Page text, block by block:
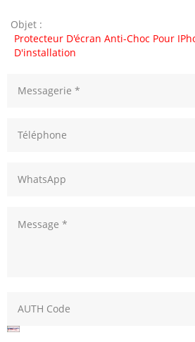
Objet :
Protecteur D'écran Anti-Choc Pour
D'installation